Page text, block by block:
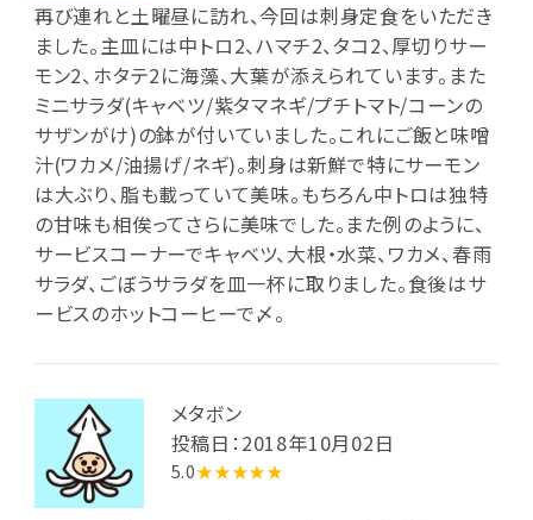
再び連れと土曜昼に訪れ、今回は刺身定食をいただき
ました。主皿には中トロ2、ハマチ2、タコ2、厚切りサー
モン2、ホタテ2に海藻、大葉が添えられています。また
ミニサラダ(キャベツ/紫タマネギ/プチトマト/コーンの
サザンがけ)の鉢が付いていました。これにご飯と味噌
汁(ワカメ/油揚げ/ネギ)。刺身は新鮮で特にサーモン
は大ぶり、脂も載っていて美味。もちろん中トロは独特
の甘味も相俟ってさらに美味でした。また例のように、
サービスコーナーでキャベツ、大根・水菜、ワカメ、春雨
サラダ、ごぼうサラダを皿一杯に取りました。食後はサ
ービスのホットコーヒーで〆。
メタボン
投稿日：2018年10月02日
5.0★★★★★